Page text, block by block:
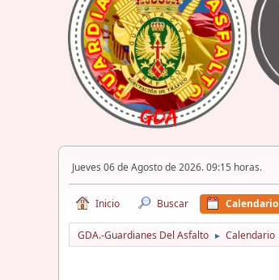
Jueves 06 de Agosto de 2026. 09:15 horas.
Inicio Buscar Calendario
GDA.-Guardianes Del Asfalto ► Calendario